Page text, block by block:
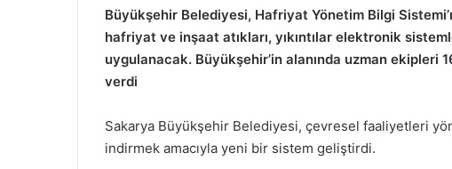
Büyükşehir Belediyesi, Hafriyat Yönetim Bilgi
hafriyat ve inşaat atıkları, yıkıntılar elektronik
uygulanacak. Büyükşehir’in alanında uzman
verdi
Sakarya Büyükşehir Belediyesi, çevresel faaliyetleri
indirmek amacıyla yeni bir sistem geliştirdi.